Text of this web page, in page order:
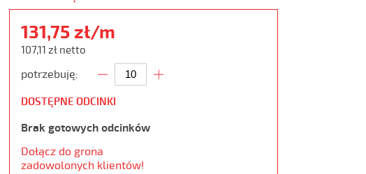
131,75 zł/m
107,11 zł netto
potrzebuję:
DOSTĘPNE ODCINKI
Brak gotowych odcinków
Dołącz do grona
zadowolonych klientów!